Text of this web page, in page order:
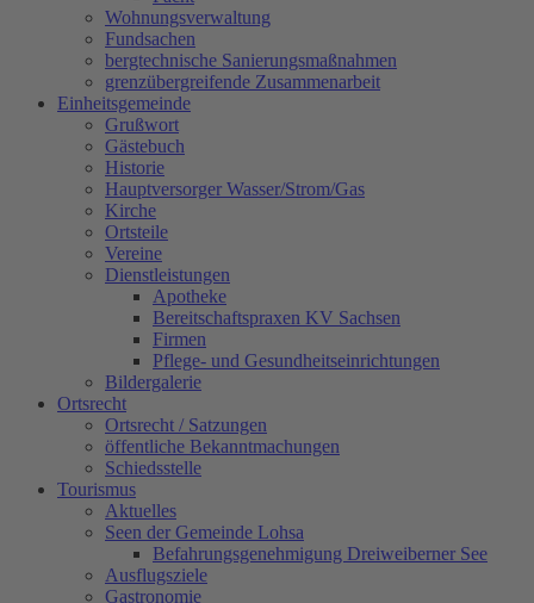
Wohnungsverwaltung
Fundsachen
bergtechnische Sanierungsmaßnahmen
grenzübergreifende Zusammenarbeit
Einheitsgemeinde
Grußwort
Gästebuch
Historie
Hauptversorger Wasser/Strom/Gas
Kirche
Ortsteile
Vereine
Dienstleistungen
Apotheke
Bereitschaftspraxen KV Sachsen
Firmen
Pflege- und Gesundheitseinrichtungen
Bildergalerie
Ortsrecht
Ortsrecht / Satzungen
öffentliche Bekanntmachungen
Schiedsstelle
Tourismus
Aktuelles
Seen der Gemeinde Lohsa
Befahrungsgenehmigung Dreiweiberner See
Ausflugsziele
Gastronomie